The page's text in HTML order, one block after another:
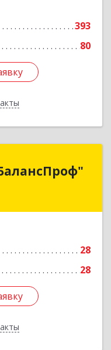
393
80
28
28
проезд, дом